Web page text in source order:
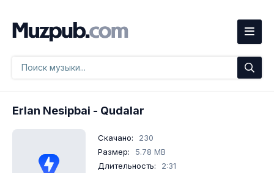
Erlan Nesipbai - Qudalar
Скачано:
230
Размер:
5.78 MB
Длительность:
2:31